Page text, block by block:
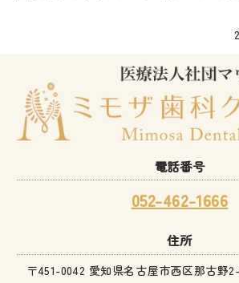
電話番号
052-462-1666
住所
〒451-0042 愛知県名古屋市西区那古野